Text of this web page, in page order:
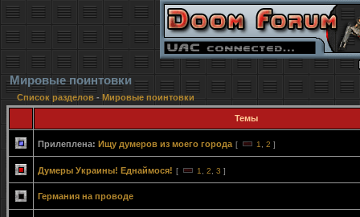
Мировые поинтовки
Список разделов - Мировые поинтовки
Темы
Прилеплена: Ищу думеров из моего города [ 1 2 ]
Думеры Украины! Еднаймося! [ 1 2 3 ]
Германия на проводе